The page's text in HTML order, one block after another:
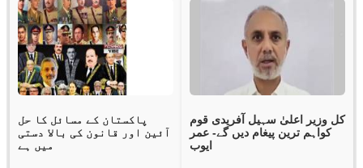
پاکستان کے مسائل کا حل
آئین اور قانون کی بالا دستی
میں ہے
کل وزیر اعلیٰ سہیل آفریدی قوم
کواہم ترین پیغام دیں گے- عمر
ایوب